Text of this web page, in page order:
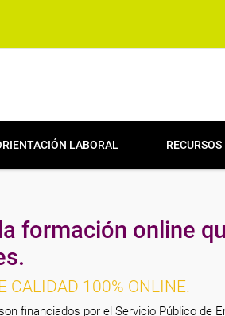
LABORAL RECURSOS
formación online
CALIDAD 100% ONLINE.
financiados por el Servicio Público de